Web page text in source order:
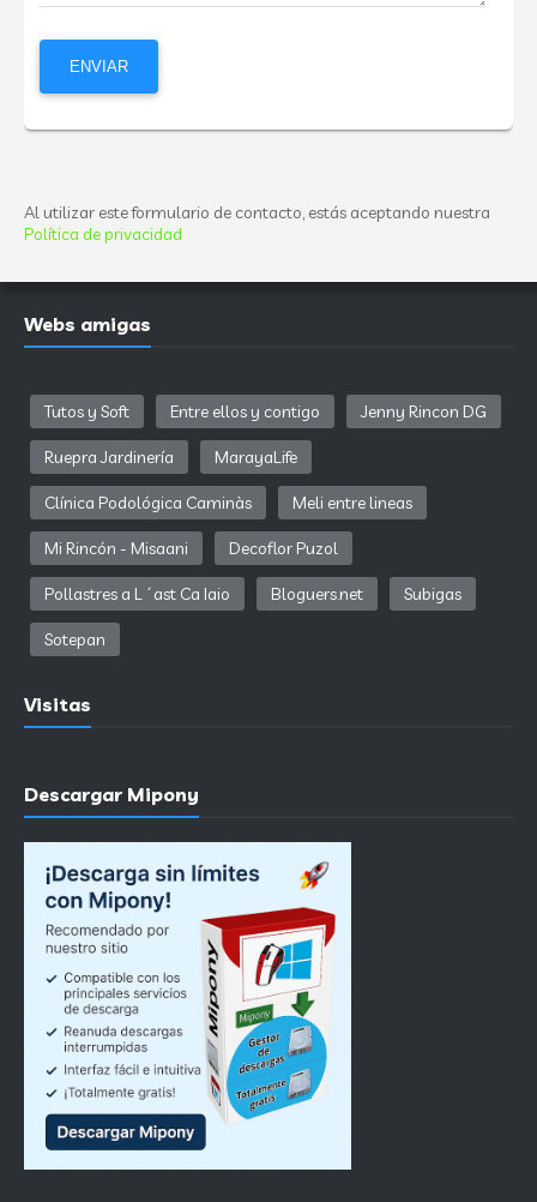
Al utilizar este formulario de contacto, estás aceptando nuestra
Política de privacidad
Webs amigas
Tutos y Soft Entre ellos y contigo Jenny Rincon DG
Ruepra Jardinería MarayaLife
Clínica Podológica Caminàs Meli entre lineas
Mi Rincón - Misaani Decoflor Puzol
Pollastres a L´ast Ca Iaio Bloguers.net Subigas
Sotepan
Visitas
Descargar Mipony